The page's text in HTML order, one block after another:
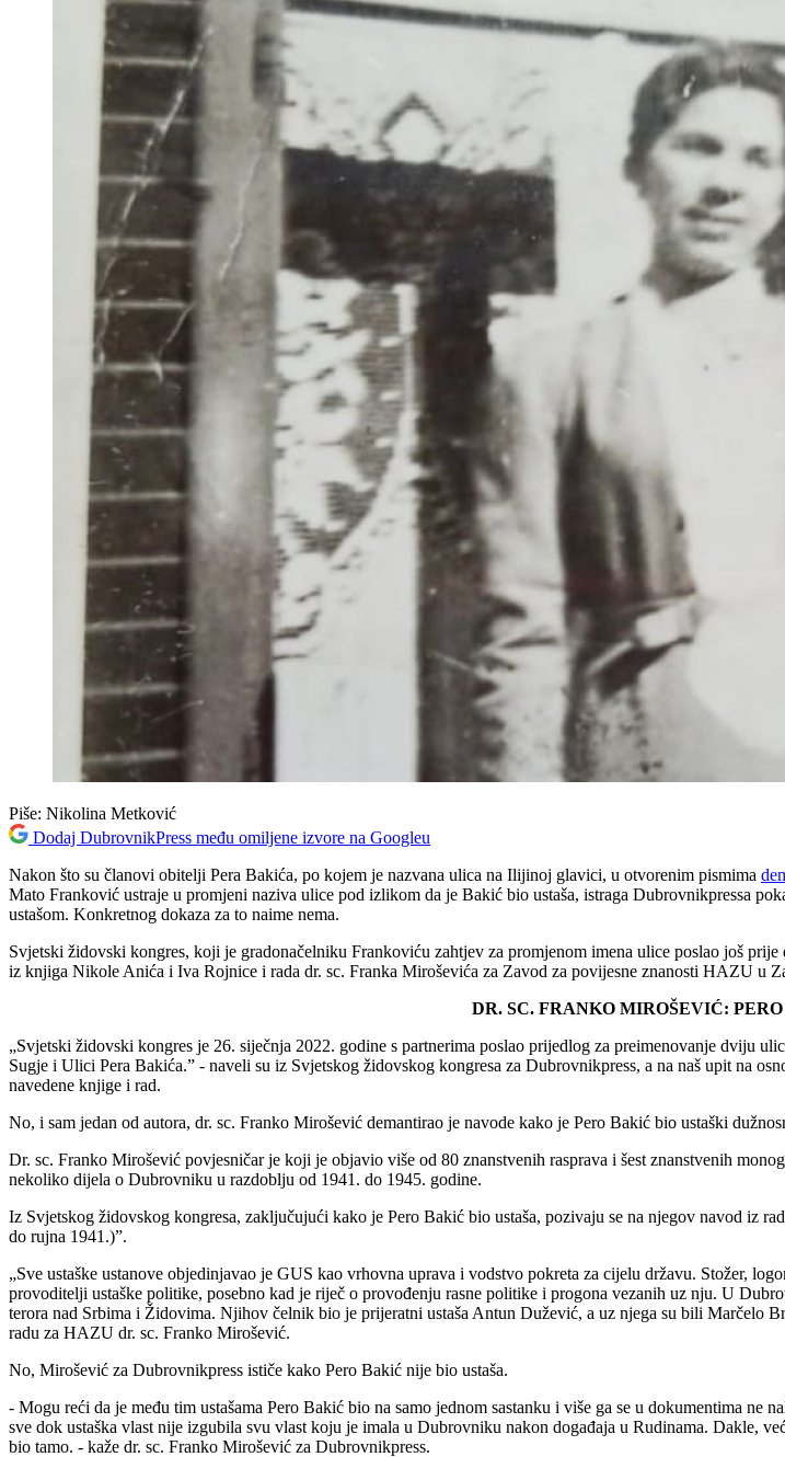
Piše: Nikolina Metković
Dodaj DubrovnikPress među omiljene izvore na Googleu
Nakon što su članovi obitelji Pera Bakića, po kojem je nazvana ulica na Ilijinoj glavici, u otvorenim pismima
Mato Franković ustraje u promjeni naziva ulice pod izlikom da je Bakić bio ustaša, istraga Dubrovnikpressa
ustašom. Konkretnog dokaza za to naime nema.
Svjetski židovski kongres, koji je gradonačelniku Frankoviću zahtjev za promjenom imena ulice poslao još
iz knjiga Nikole Anića i Iva Rojnice i rada dr. sc. Franka Miroševića za Zavod za povijesne znanosti HAZU u
DR. SC. FRANKO MIROŠEVIĆ:
„Svjetski židovski kongres je 26. siječnja 2022. godine s partnerima poslao prijedlog za preimenovanje dviju
Sugje i Ulici Pera Bakića.” - naveli su iz Svjetskog židovskog kongresa za Dubrovnikpress, a na naš upit na
navedene knjige i rad.
No, i sam jedan od autora, dr. sc. Franko Mirošević demantirao je navode kako je Pero Bakić bio ustaški
Dr. sc. Franko Mirošević povjesničar je koji je objavio više od 80 znanstvenih rasprava i šest znanstvenih
nekoliko dijela o Dubrovniku u razdoblju od 1941. do 1945. godine.
Iz Svjetskog židovskog kongresa, zaključujući kako je Pero Bakić bio ustaša, pozivaju se na njegov navod iz
do rujna 1941.)”.
„Sve ustaške ustanove objedinjavao je GUS kao vrhovna uprava i vodstvo pokreta za cijelu državu. Stožer,
provoditelji ustaške politike, posebno kad je riječ o provođenju rasne politike i progona vezanih uz nju. U
terora nad Srbima i Židovima. Njihov čelnik bio je prijeratni ustaša Antun Dužević, a uz njega su bili
radu za HAZU dr. sc. Franko Mirošević.
No, Mirošević za Dubrovnikpress ističe kako Pero Bakić nije bio ustaša.
- Mogu reći da je među tim ustašama Pero Bakić bio na samo jednom sastanku i više ga se u dokumentima
sve dok ustaška vlast nije izgubila svu vlast koju je imala u Dubrovniku nakon događaja u Rudinama. Dakle,
bio tamo. - kaže dr. sc. Franko Mirošević za Dubrovnikpress.